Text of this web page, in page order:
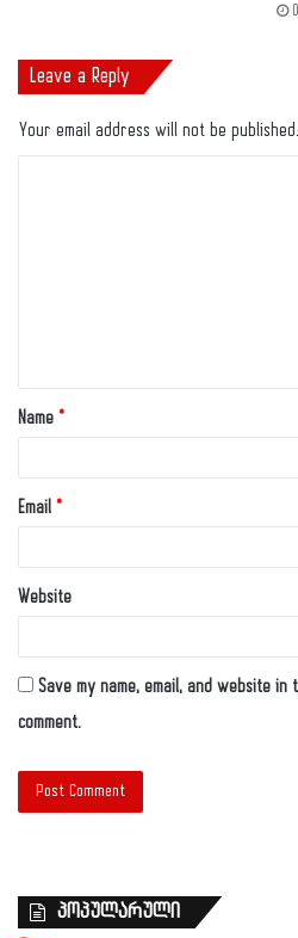
Leave a Reply
Your email address will not be published.
Name *
Email *
Website
Save my name, email, and website
comment.
პოპულარული